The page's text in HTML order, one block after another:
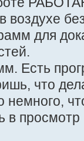
воздухе
для
Есть
что
немного,
просмотр